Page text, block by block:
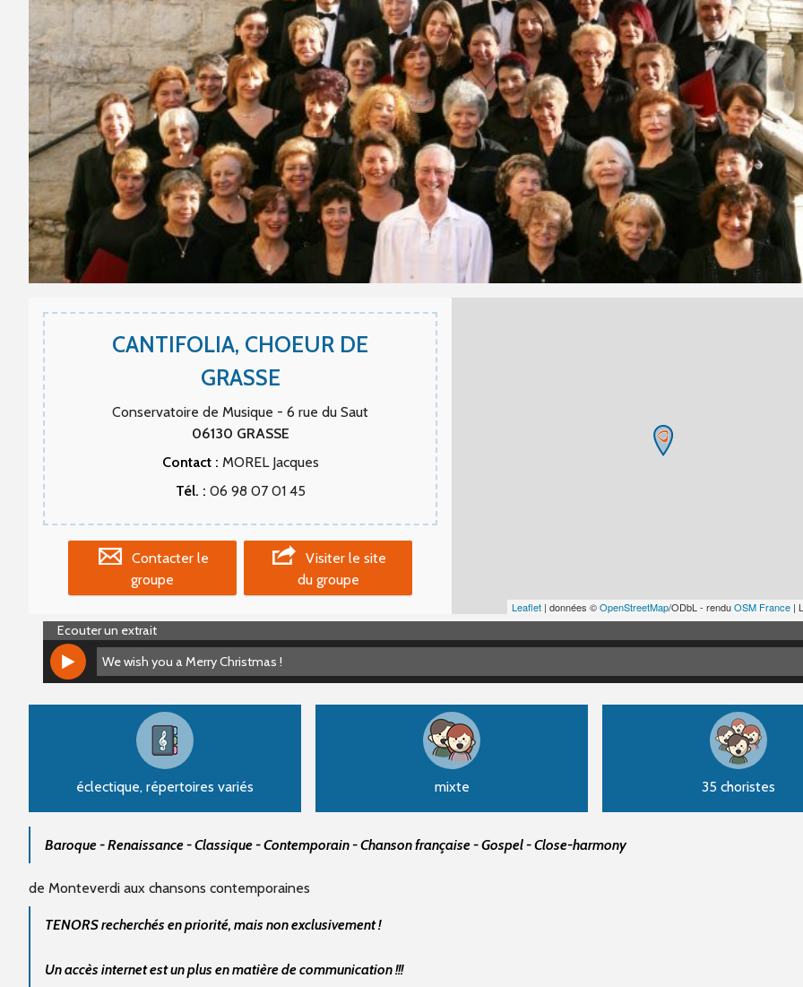
CANTIFOLIA, CHOEUR DE
GRASSE
Conservatoire de Musique - 6 rue du Saut
06130 GRASSE
Contact : MOREL Jacques
Tél. : 06 98 07 01 45
Contacter le
groupe
Visiter le site
du groupe
Leaflet | données ©OpenStreetMap/ODbL - renduOSM France |
Ecouter un extrait
We wish you a Merry Christmas !
We wish you a Merry Christmas !
éclectique, répertoires variés mixte 35 choristes
Baroque - Renaissance - Classique - Contemporain - Chanson française - Gospel - Close-harmony
de Monteverdi aux chansons contemporaines
TENORS recherchés en priorité, mais non exclusivement !
Un accès internet est un plus en matière de communication !!!